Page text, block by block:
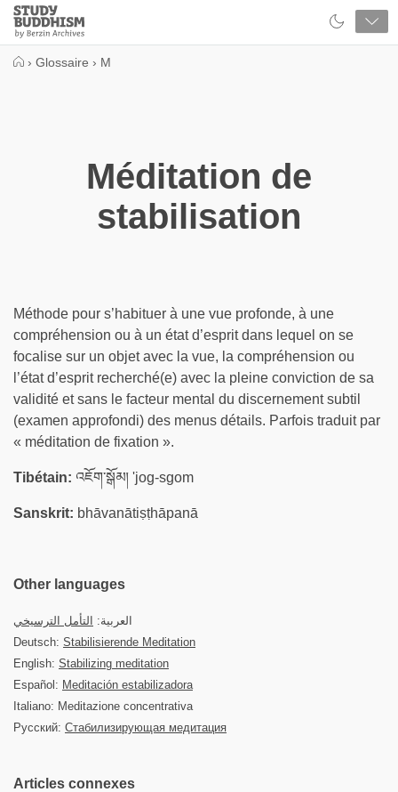
Close
Study
Buddhism
› Glossaire › M
Méditation de
stabilisation
Méthode pour s’habituer à une vue profonde, à une
compréhension ou à un état d’esprit dans lequel on se
focalise sur un objet avec la vue, la compréhension ou
l’état d’esprit recherché(e) avec la pleine conviction de sa
validité et sans le facteur mental du discernement subtil
(examen approfondi) des menus détails. Parfois traduit par
« méditation de fixation ».
Tibétain: འཇོག་སྒོམ། 'jog-sgom
Sanskrit: bhāvanātiṣṭhāpanā
Other languages
العربية:
التأمل الترسيخي
Deutsch: Stabilisierende Meditation
English: Stabilizing meditation
Español: Meditación estabilizadora
Italiano: Meditazione concentrativa
Русский: Стабилизирующая медитация
Articles connexes